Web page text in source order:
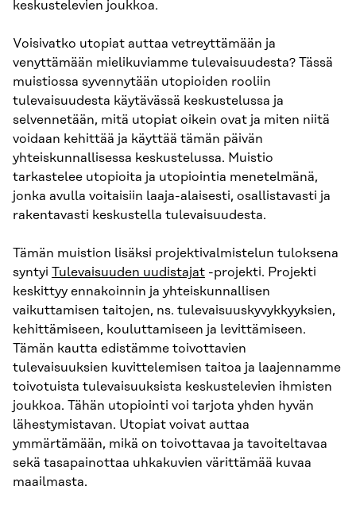
keskustelevien joukkoa.
Voisivatko utopiat auttaa vetreyttämään ja
venyttämään mielikuviamme tulevaisuudesta? Tässä
muistiossa syvennytään utopioiden rooliin
tulevaisuudesta käytävässä keskustelussa ja
selvennetään, mitä utopiat oikein ovat ja miten niitä
voidaan kehittää ja käyttää tämän päivän
yhteiskunnallisessa keskustelussa. Muistio
tarkastelee utopioita ja utopiointia menetelmänä,
jonka avulla voitaisiin laaja-alaisesti, osallistavasti ja
rakentavasti keskustella tulevaisuudesta.
Tämän muistion lisäksi projektivalmistelun tuloksena
syntyi Tulevaisuuden uudistajat -projekti. Projekti
keskittyy ennakoinnin ja yhteiskunnallisen
vaikuttamisen taitojen, ns. tulevaisuuskyvykkyyksien,
kehittämiseen, kouluttamiseen ja levittämiseen.
Tämän kautta edistämme toivottavien
tulevaisuuksien kuvittelemisen taitoa ja laajennamme
toivotuista tulevaisuuksista keskustelevien ihmisten
joukkoa. Tähän utopiointi voi tarjota yhden hyvän
lähestymistavan. Utopiat voivat auttaa
ymmärtämään, mikä on toivottavaa ja tavoiteltavaa
sekä tasapainottaa uhkakuvien värittämää kuvaa
maailmasta.